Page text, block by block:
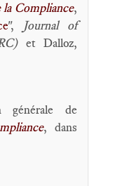
Compliance,
",
Journal of
et Dalloz,
générale de
, dans